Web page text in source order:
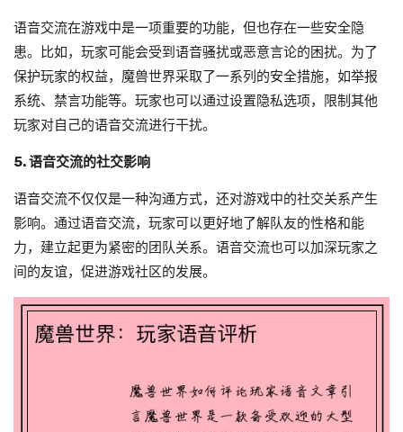
语音交流在游戏中是一项重要的功能，但也存在一些安全隐
患。比如，玩家可能会受到语音骚扰或恶意言论的困扰。为了
保护玩家的权益，魔兽世界采取了一系列的安全措施，如举报
系统、禁言功能等。玩家也可以通过设置隐私选项，限制其他
玩家对自己的语音交流进行干扰。
5. 语音交流的社交影响
语音交流不仅仅是一种沟通方式，还对游戏中的社交关系产生
影响。通过语音交流，玩家可以更好地了解队友的性格和能
力，建立起更为紧密的团队关系。语音交流也可以加深玩家之
间的友谊，促进游戏社区的发展。